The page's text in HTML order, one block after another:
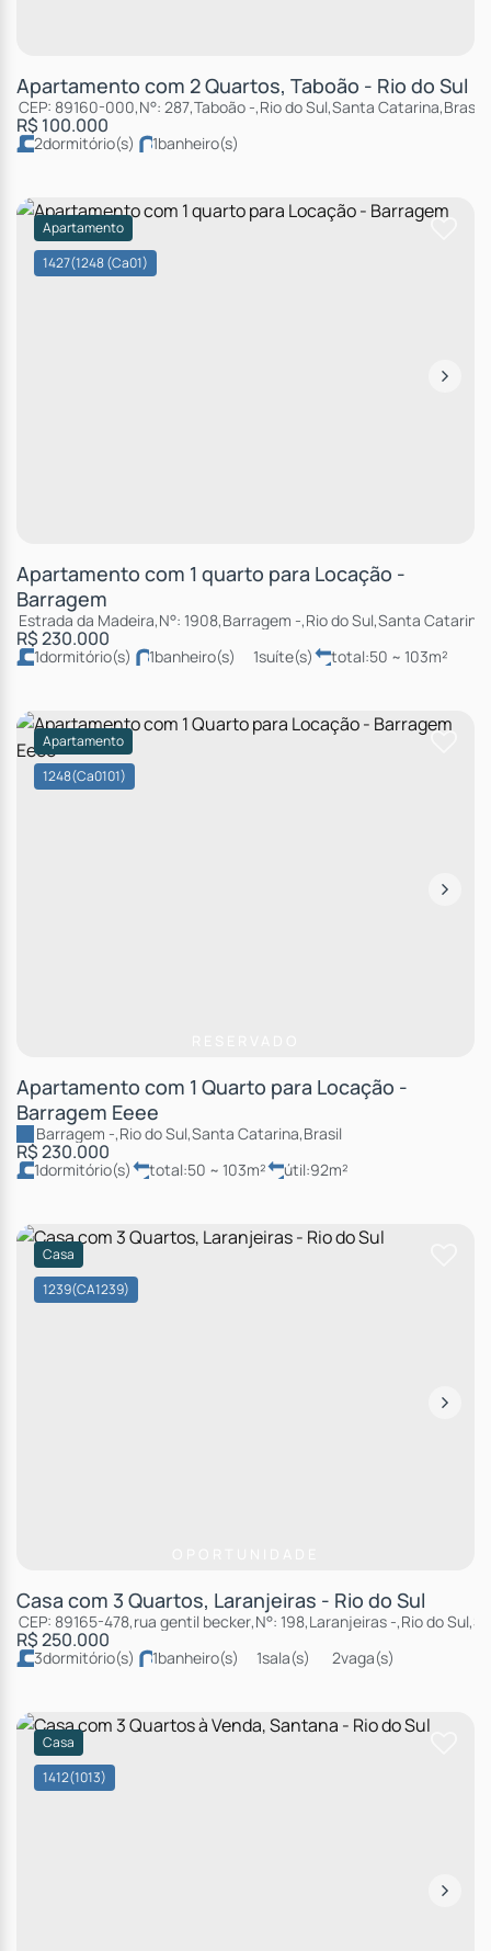
Apartamento com 2 Quartos, Taboão - Rio do Sul
R$ 100.000
CEP: 89160-000,N°: 287,Taboão ,Rio do Sul,Santa Catarina,Brasil
2dormitório(s) 1banheiro(s)
1427(1248 (Ca01)
Apartamento
Apartamento com 1 quarto para Locação -
Barragem
R$230.000
Estrada da Madeira,N°: 1908,Barragem ,Rio do Sul,Santa Catarina
1dormitório(s) 1banheiro(s) 1suíte(s) total:50 ~ 103m²
1248(Ca0101)
Apartamento
Apartamento com 1 Quarto para Locação -
Barragem Eeee
R$230.000
Barragem ,Rio do Sul,Santa Catarina,Brasil
1dormitório(s) total:50 ~ 103m² útil:92m²
1239(CA1239)
Casa
Casa com 3 Quartos, Laranjeiras - Rio do Sul
R$250.000
CEP: 89165-478,rua gentil becker,N°: 198,Laranjeiras ,Rio do Sul,
3dormitório(s) 1banheiro(s) 1sala(s) 2vaga(s)
1412(1013)
Casa